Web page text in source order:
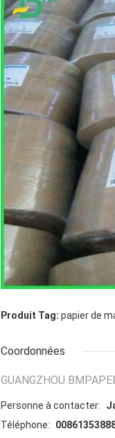
Produit Tag: papier de
Coordonnées
GUANGZHOU
Personne à contacter:
Téléphone: